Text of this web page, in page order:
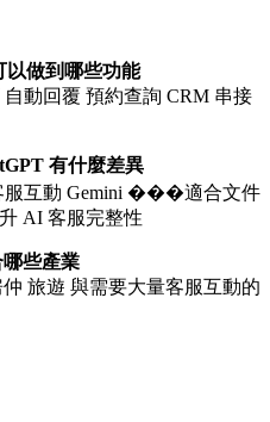
以做到哪些功能
動回覆 預約查詢 CRM 串接
有什麼差異
服互動 Gemini ���適合文件
AI 客服完整性
哪些產業
旅遊 與需要大量客服互動的